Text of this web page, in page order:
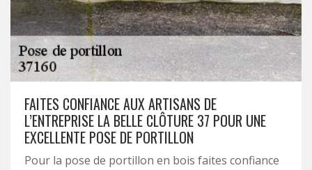
FAITES CONFIANCE AUX ARTISANS DE
L’ENTREPRISE LA BELLE CLÔTURE 37 POUR UNE
EXCELLENTE POSE DE PORTILLON
Pour la pose de portillon en bois faites confiance